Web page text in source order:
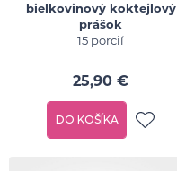
bielkovinový koktejlový
prášok
15 porcií
25,90 €
DO KOŠÍKA